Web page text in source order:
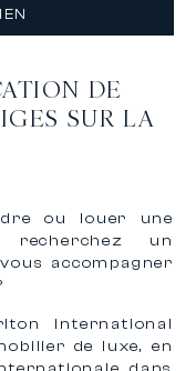
DE
SUR LA
ou louer une
un
accompagner
International
de luxe, en